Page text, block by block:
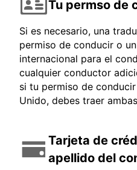
Tu permso de
Si es necesario, una
permiso de conducir o
internacional para el
cualquier conductor
si tu permiso de
Unido, debes traer
Tarjeta de
apellido del